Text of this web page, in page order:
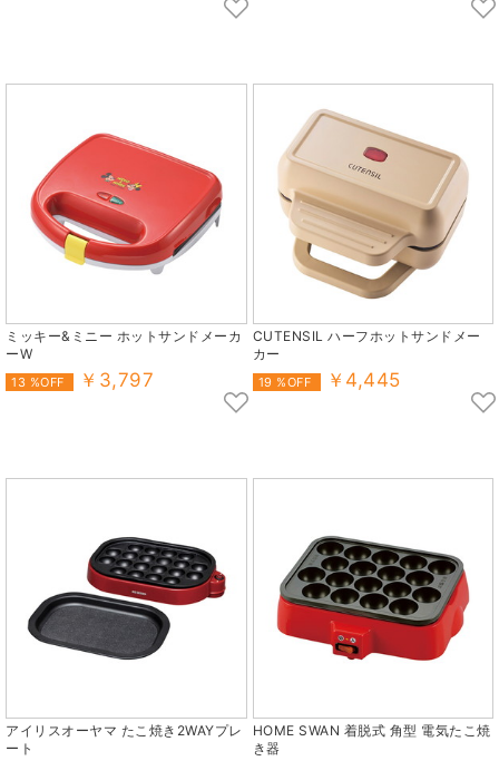
ミッキー&ミニー ホットサンドメーカ
ーW
13 %OFF ￥3,797
CUTENSIL ハーフホットサンドメー
カー
19 %OFF ￥4,445
アイリスオーヤマ たこ焼き2WAYプレ
ート
HOME SWAN 着脱式 角型 電気たこ焼
き器